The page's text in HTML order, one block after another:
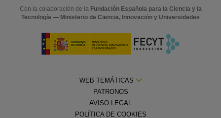
Con la colaboración de la Fundación Española para la Ciencia y la
Tecnología — Ministerio de Ciencia, Innovación y Universidades
WEB TEMÁTICAS
PATRONOS
AVISO LEGAL
POLÍTICA DE COOKIES